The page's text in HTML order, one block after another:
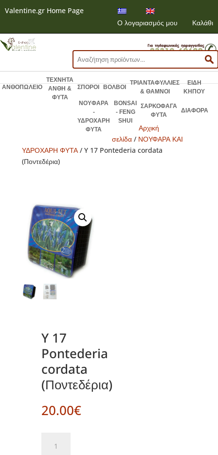
Valentine.gr Home Page
Ο λογαριασμός μου
Καλάθι
Αναζήτηση
για:
ΑΝΘΟΠΩΛΕΙΟ
ΤΕΧΝΗΤΑ
ΑΝΘΗ &
ΦΥΤΑ
ΣΠΟΡΟΙ ΒΟΛΒΟΙ
ΤΡΙΑΝΤΑΦΥΛΛΙΕΣ
& ΘΑΜΝΟΙ
ΕΙΔΗ
ΚΗΠΟΥ
ΝΟΥΦΑΡΑ
-
ΥΔΡΟΧΑΡΗ
ΦΥΤΑ
BONSAI
- FENG
SHUI
ΣΑΡΚΟΦΑΓΑ
ΦΥΤΑ
ΔΙΑΦΟΡΑ
Αρχική
σελίδα / ΝΟΥΦΑΡΑ ΚΑΙ
ΥΔΡΟΧΑΡΗ ΦΥΤΑ/ Y 17 Pontederia cordata
(Ποντεδέρια)
Y 17
Pontederia
cordata
(Ποντεδέρια)
20.00€